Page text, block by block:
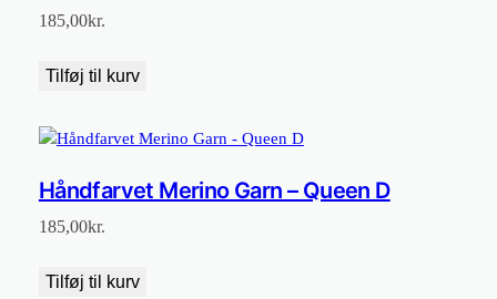
185,00kr.
Tilføj til kurv
Håndfarvet Merino Garn – Queen D
185,00kr.
Tilføj til kurv